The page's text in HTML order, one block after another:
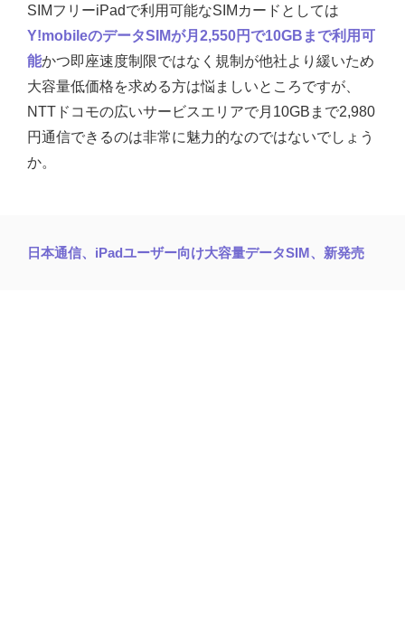
SIMフリーiPadで利用可能なSIMカードとしては
Y!mobileのデータSIMが月2,550円で10GBまで利用可
能かつ即座速度制限ではなく規制が他社より緩いため
大容量低価格を求める方は悩ましいところですが、
NTTドコモの広いサービスエリアで月10GBまで2,980
円通信できるのは非常に魅力的なのではないでしょう
か。
日本通信、iPadユーザー向け大容量データSIM、新発売